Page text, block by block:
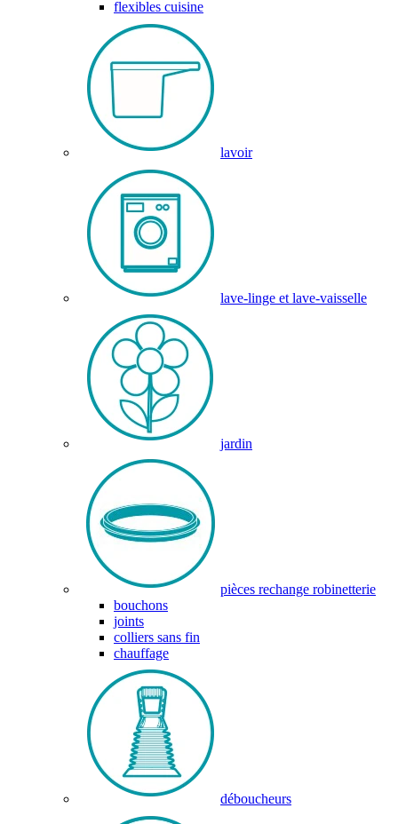
flexibles cuisine
lavoir
lave-linge et lave-vaisselle
jardin
pièces rechange robinetterie
bouchons
joints
colliers sans fin
chauffage
déboucheurs